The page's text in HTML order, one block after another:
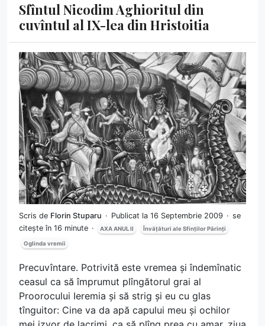
Sfîntul Nicodim Aghioritul din
cuvîntul al IX-lea din Hristoitia
Scris de Florin Stuparu Publicat la 16 Septembrie 2009
se
citește în 16 minute
AXA ANUL II Învățături ale Sfinților Părinți
Oglinda vremii
Precuvîntare. Potrivită este vremea și îndemînatic
ceasul ca să împrumut plîngătorul grai al
Proorocului Ieremia și să strig și eu cu glas
tînguitor: Cine va da apă capului meu și ochilor